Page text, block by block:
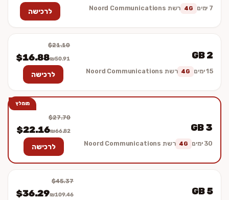
7 ימים 4G רשת Noord Communications לרכישה
2 GB
15 ימים 4G רשת Noord Communications
$21.10
$16.88₪50.91
לרכישה
מומלץ
3 GB
30 ימים 4G רשת Noord Communications
$27.70
$22.16₪66.82
לרכישה
5 GB
$45.37
$36.29₪109.46